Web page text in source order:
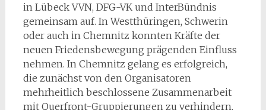
in Lübeck VVN, DFG-VK und InterBündnis
gemeinsam auf. In Westthüringen, Schwerin
oder auch in Chemnitz konnten Kräfte der
neuen Friedensbewegung prägenden Einfluss
nehmen. In Chemnitz gelang es erfolgreich,
die zunächst von den Organisatoren
mehrheitlich beschlossene Zusammenarbeit
mit Querfront-Gruppierungen zu verhindern.